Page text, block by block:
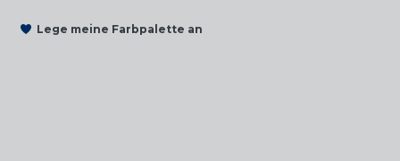
Lege meine Farbpalette an